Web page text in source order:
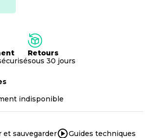
Retours
sous 30 jours
indisponible
et sauvegarder Guides techniques